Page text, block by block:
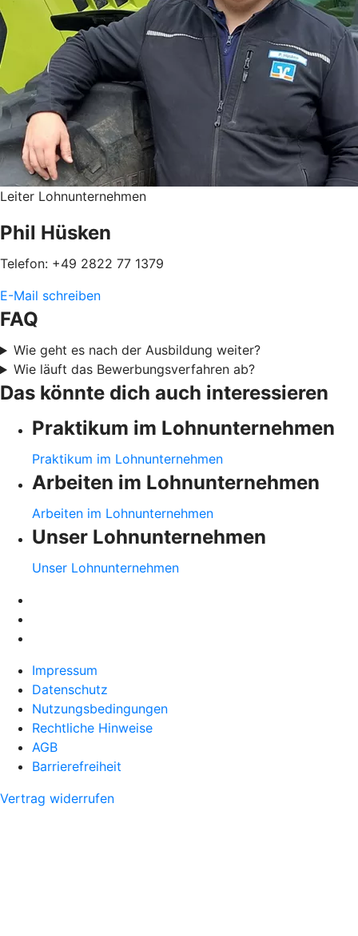
Leiter Lohnunternehmen
Phil Hüsken
Telefon: +49 2822 77 1379
E-Mail schreiben
FAQ
Wie geht es nach der Ausbildung weiter?
Wie läuft das Bewerbungsverfahren ab?
Das könnte dich auch interessieren
Praktikum im Lohnunternehmen
Praktikum im Lohnunternehmen
Arbeiten im Lohnunternehmen
Arbeiten im Lohnunternehmen
Unser Lohnunternehmen
Unser Lohnunternehmen
Impressum
Datenschutz
Nutzungsbedingungen
Rechtliche Hinweise
AGB
Barrierefreiheit
Vertrag widerrufen